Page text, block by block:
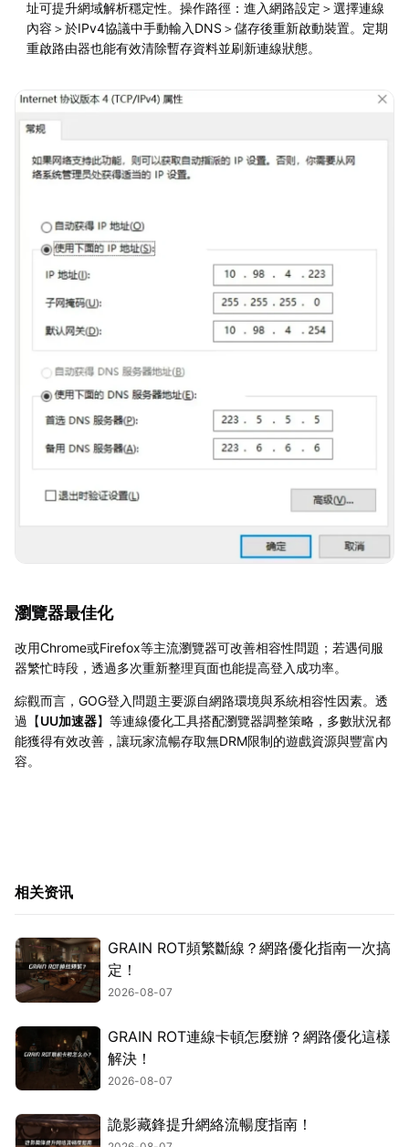
址可提升網域解析穩定性。操作路徑：進入網路設定＞選擇連線
內容＞於IPv4協議中手動輸入DNS＞儲存後重新啟動裝置。定期
重啟路由器也能有效清除暫存資料並刷新連線狀態。
瀏覽器最佳化
改用Chrome或Firefox等主流瀏覽器可改善相容性問題；若遇伺服
器繁忙時段，透過多次重新整理頁面也能提高登入成功率。
綜觀而言，GOG登入問題主要源自網路環境與系統相容性因素。透
過【UU加速器】等連線優化工具搭配瀏覽器調整策略，多數狀況都
能獲得有效改善，讓玩家流暢存取無DRM限制的遊戲資源與豐富內
容。
相关资讯
GRAIN ROT頻繁斷線？網路優化指南一次搞
定！
2026-08-07
GRAIN ROT連線卡頓怎麼辦？網路優化這樣
解決！
2026-08-07
詭影藏鋒提升網絡流暢度指南！